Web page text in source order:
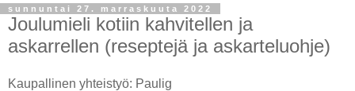
sunnuntai 27. marraskuuta 2022
Joulumieli kotiin kahvitellen ja
askarrellen (reseptejä ja askarteluohje)
Kaupallinen yhteistyö: Paulig